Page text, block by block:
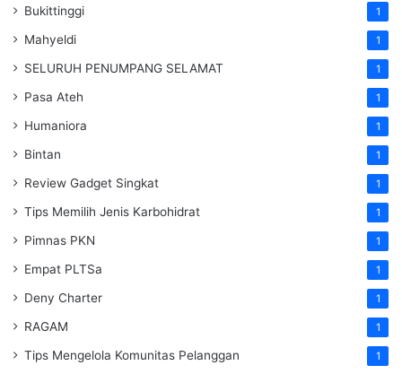
Bukittinggi 1
Mahyeldi 1
SELURUH PENUMPANG SELAMAT 1
Pasa Ateh 1
Humaniora 1
Bintan 1
Review Gadget Singkat 1
Tips Memilih Jenis Karbohidrat 1
Pimnas PKN 1
Empat PLTSa 1
Deny Charter 1
RAGAM 1
Tips Mengelola Komunitas Pelanggan 1